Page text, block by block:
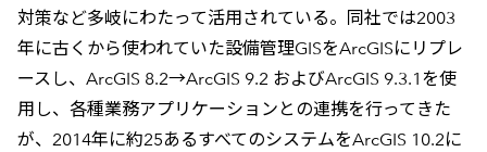
対策など多岐にわたって活用されている。同社では2003
年に古くから使われていた設備管理GISをArcGISにリプレ
ースし、ArcGIS 8.2→ArcGIS 9.2 およびArcGIS 9.3.1を使
用し、各種業務アプリケーションとの連携を行ってきた
が、2014年に約25あるすべてのシステムをArcGIS 10.2に